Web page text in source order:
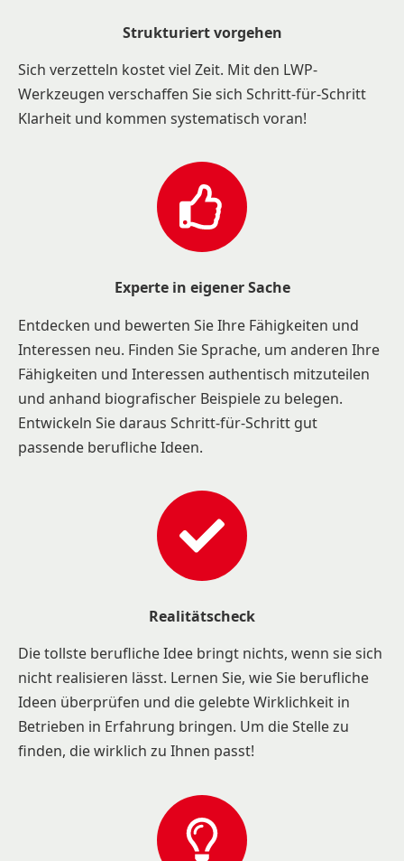
Strukturiert vorgehen
Sich verzetteln kostet viel Zeit. Mit den LWP-
Werkzeugen verschaffen Sie sich Schritt-für-Schritt
Klarheit und kommen systematisch voran!
Experte in eigener Sache
Entdecken und bewerten Sie Ihre Fähigkeiten und
Interessen neu. Finden Sie Sprache, um anderen Ihre
Fähigkeiten und Interessen authentisch mitzuteilen
und anhand biografischer Beispiele zu belegen.
Entwickeln Sie daraus Schritt-für-Schritt gut
passende berufliche Ideen.
Realitätscheck
Die tollste berufliche Idee bringt nichts, wenn sie sich
nicht realisieren lässt. Lernen Sie, wie Sie berufliche
Ideen überprüfen und die gelebte Wirklichkeit in
Betrieben in Erfahrung bringen. Um die Stelle zu
finden, die wirklich zu Ihnen passt!